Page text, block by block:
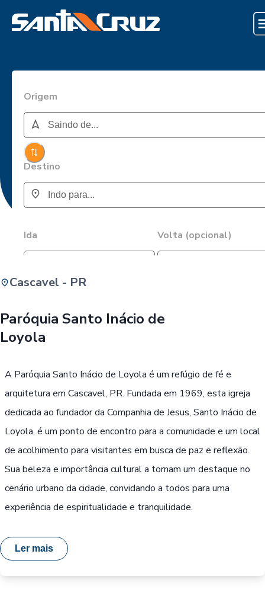
Origem
Destino
Ida Volta (opcional)
Cascavel - PR
Paróquia Santo Inácio de
Loyola
A Paróquia Santo Inácio de Loyola é um refúgio de fé e
arquitetura em Cascavel, PR. Fundada em 1969, esta igreja
dedicada ao fundador da Companhia de Jesus, Santo Inácio de
Loyola, é um ponto de encontro para a comunidade e um local
de acolhimento para visitantes em busca de paz e reflexão.
Sua beleza e importância cultural a tornam um destaque no
cenário urbano da cidade, convidando a todos para uma
experiência de espiritualidade e tranquilidade.
Ler mais